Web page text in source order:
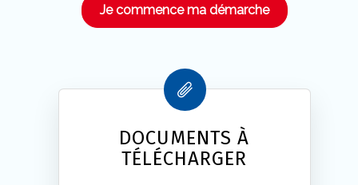
Je commence ma démarche
DOCUMENTS À
TÉLÉCHARGER